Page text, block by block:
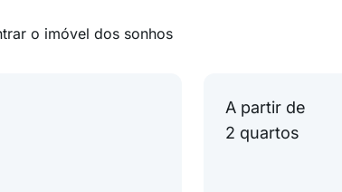
o imóvel dos sonhos
A partir de
2 quartos